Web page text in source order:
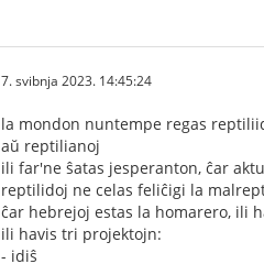
7. svibnja 2023. 14:45:24
la mondon nuntempe regas
aŭ reptilianoj
ili far'ne ŝatas jesperanton, ĉar
reptilidoj ne celas feliĉigi la
ĉar hebrejoj estas la homarero, ili
ili havis tri projektojn:
- idiŝ